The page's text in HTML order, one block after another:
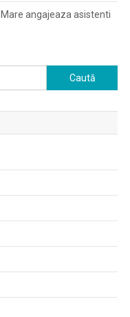
angajeaza asistenti
Caută
după: